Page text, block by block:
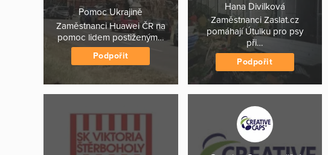
Pomoc Ukrajině
Zaměstnanci Huawei ČR na
pomoc lidem postiženým…
Podpořit
Hana Divilková
Zaměstnanci Zaslat.cz
pomáhají Útulku pro psy
při…
Podpořit